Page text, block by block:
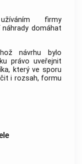
firmy
domáhat
návrhu bylo
právo uveřejnit
který ve sporu
i rozsah, formu